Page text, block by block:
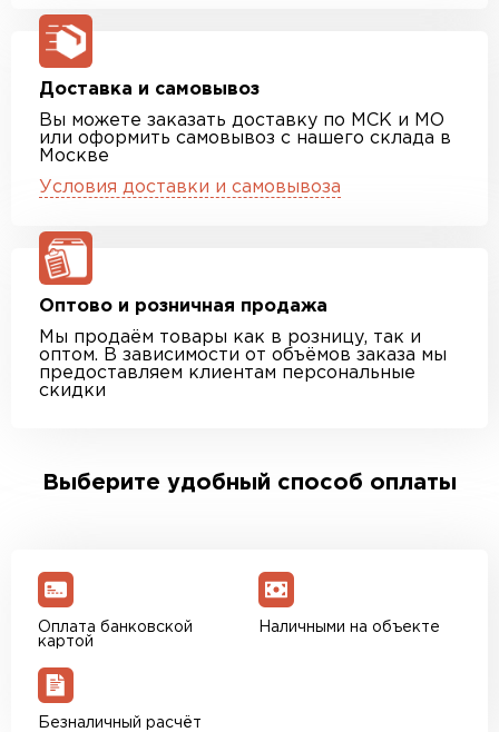
Доставка и самовывоз
Вы можете заказать доставку по МСК и МО
или оформить самовывоз с нашего склада в
Москве
Условия доставки и самовывоза
Оптово и розничная продажа
Мы продаём товары как в розницу, так и
оптом. В зависимости от объёмов заказа мы
предоставляем клиентам персональные
скидки
Выберите удобный способ оплаты
Оплата банковской
картой
Наличными на объекте
Безналичный расчёт